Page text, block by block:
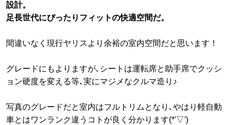
設計。
足長世代にぴったりフィットの快適空間だ。
間違いなく現行ヤリスより余裕の室内空間だと思います！
グレードにもよりますが､シートは運転席と助手席でクッシ
ョン硬度を変える等､実にマジメなクルマ造り♪
写真のグレードだと室内はフルトリムとなり､やはり軽自動
車とはワンランク違うコトが良く分かります(*'▽')